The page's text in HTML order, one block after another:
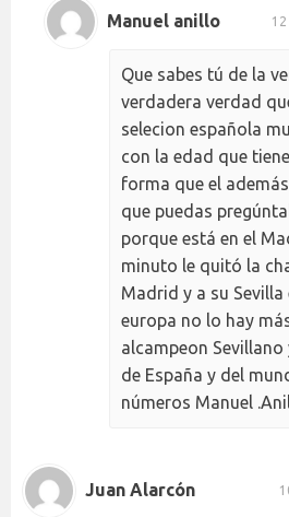
Manuel anillo
Que sabes tú de la
verdadera verdad
selecion española
con la edad que
forma que el
que puedas
porque está en el
minuto le quitó la
Madrid y a su Sevilla
europa no lo hay
alcampeon
de España y del
números Manuel
Juan Alarcón